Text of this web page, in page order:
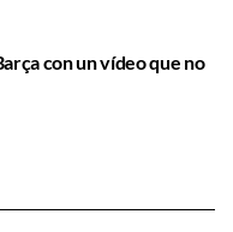
con un vídeo que no